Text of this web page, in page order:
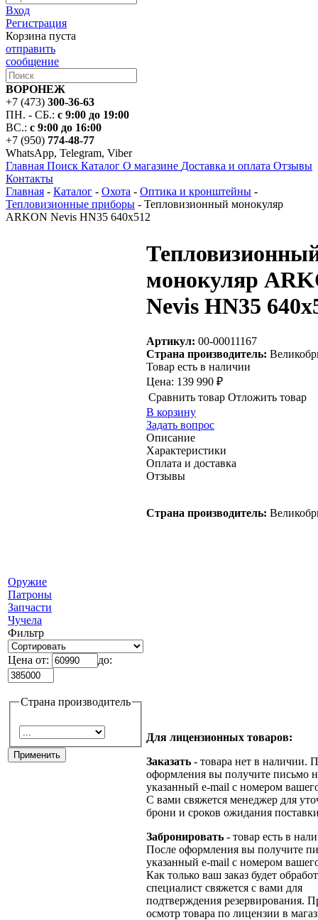
Вход
Регистрация
Корзина пуста
отправить
сообщение
ВОРОНЕЖ
+7 (473) 300-36-63
ПН. - СБ.: с 9:00 до 19:00
ВС.: с 9:00 до 16:00
+7 (950) 774-48-77
WhatsApp, Telegram, Viber
Главная Поиск Каталог О магазине Доставка и оплата Отзывы
Контакты
Главная - Каталог - Охота - Оптика и кронштейны -
Тепловизионные приборы - Тепловизионный монокуляр
ARKON Nevis HN35 640x512
Оружие
Патроны
Запчасти
Чучела
Фильтр
Цена от: до:
Страна производитель
монокуляр
Nevis HN35
Артикул: 00-00011167
Страна производитель:
Товар есть в наличии
Цена: 139 990 ₽
Сравнить товар Отложить товар
В корзину
Задать вопрос
Описание
Характеристики
Оплата и доставка
Отзывы
Страна производитель:
Для лицензионных товаров:
Заказать - товара нет в наличии.
оформления вы получите письмо
указанный e-mail с номером
С вами свяжется менеджер для
брони и сроков ожидания
Забронировать - товар есть в
После оформления вы получите
указанный e-mail с номером
Как только ваш заказ будет
специалист свяжется с вами для
подтверждения резервирования.
осмотр товара по лицензии в